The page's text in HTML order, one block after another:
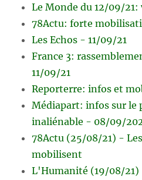
Le Monde du 12/09/
78Actu: forte
Les Echos - 11/09/21
France 3:
11/09/21
Reporterre: infos et
Médiapart: infos sur le
inaliénable - 08/09/
78Actu (25/08/21) -
mobilisent
L'Humanité (19/08/21)